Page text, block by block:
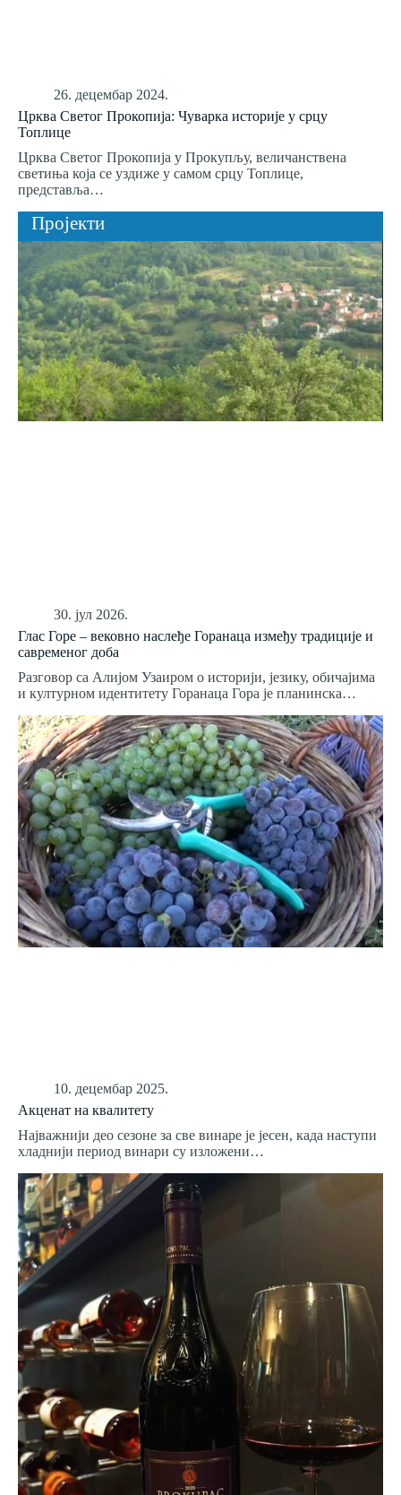
26. децембар 2024.
Црква Светог Прокопија: Чуварка историје у срцу
Топлице
Црква Светог Прокопија у Прокупљу, величанствена
светиња која се уздиже у самом срцу Топлице,
представља…
Пројекти
30. јул 2026.
Глас Горе – вековно наслеђе Горанаца између традиције и
савременог доба
Разговор са Алијом Узаиром о историји, језику, обичајима
и културном идентитету Горанаца Гора је планинска…
10. децембар 2025.
Акценат на квалитету
Најважнији део сезоне за све винаре је јесен, када наступи
хладнији период винари су изложени…